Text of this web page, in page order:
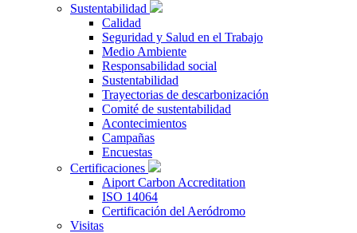
Sustentabilidad
Calidad
Seguridad y Salud en el Trabajo
Medio Ambiente
Responsabilidad social
Sustentabilidad
Trayectorias de descarbonización
Comité de sustentabilidad
Acontecimientos
Campañas
Encuestas
Certificaciones
Aiport Carbon Accreditation
ISO 14064
Certificación del Aeródromo
Visitas